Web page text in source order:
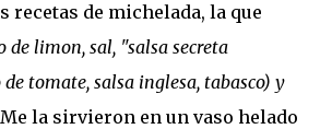
recetas de michelada, la que
de limon, sal, "salsa secreta
tomate, salsa inglesa, tabasco) y
la sirvieron en un vaso helado